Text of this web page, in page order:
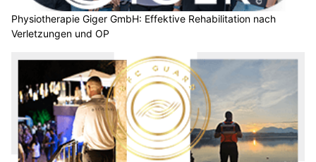
Physiotherapie Giger GmbH: Effektive Rehabilitation nach
Verletzungen und OP